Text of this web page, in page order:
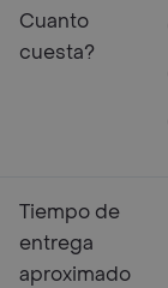
Cuanto
cuesta?
Tiempo de
entrega
aproximado